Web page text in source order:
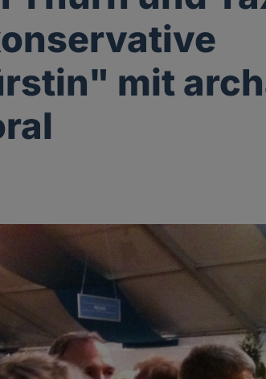
mit